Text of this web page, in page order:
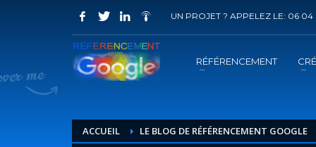
COMMENT ACHETER UN PRESTATION
1 Choisir la prestation
Vous recevrez sous 5 jours ouvrés un mail de
UN PROJET ? APPELEZ LE: 06 04
RÉFÉRENCEMENT
ACCUEIL LE BLOG DE RÉFÉRENCEMENT GOOGLE